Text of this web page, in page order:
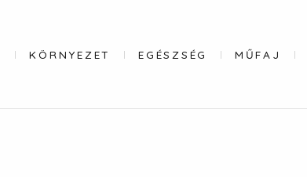
KÖRNYEZET EGÉSZSÉG MŰFAJ